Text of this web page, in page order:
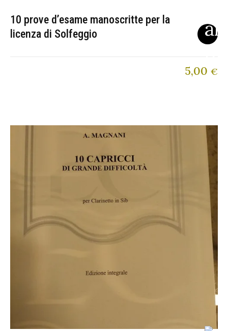
10 prove d’esame manoscritte per la
licenza di Solfeggio
5,00 €